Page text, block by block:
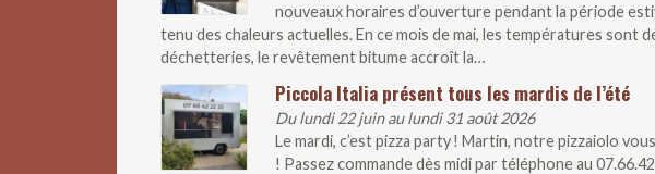
nouveaux horaires d’ouverture pendant la période
tenu des chaleurs actuelles. En ce mois de mai, les températures sont
déchetteries, le revêtement bitume accroît la…
Piccola Italia présent tous les mardis de l’été
Du lundi 22 juin au lundi 31 août 2026
Le mardi, c’est pizza party ! Martin, notre pizzaiolo
! Passez commande dès midi par téléphone au